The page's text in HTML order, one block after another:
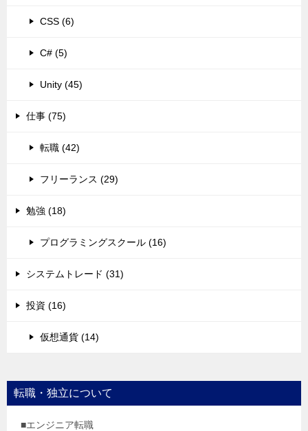
CSS (6)
C# (5)
Unity (45)
仕事 (75)
転職 (42)
フリーランス (29)
勉強 (18)
プログラミングスクール (16)
システムトレード (31)
投資 (16)
仮想通貨 (14)
転職・独立について
■エンジニア転職